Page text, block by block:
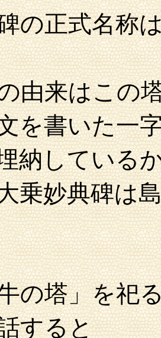
の正式名称
由来はこの
を書いた一
納している
乗妙典碑は
の塔」を祀
すると